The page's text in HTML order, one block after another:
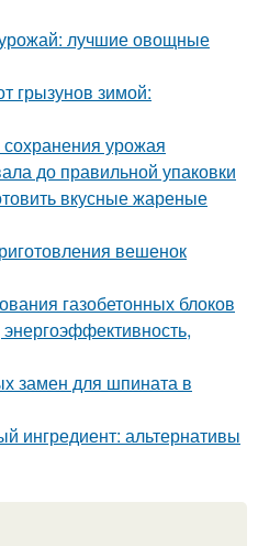
лучшие овощные
грызунов зимой:
урожая
до правильной упаковки
вкусные жареные
вешенок
газобетонных блоков
замен для шпината в
ингредиент: альтернативы